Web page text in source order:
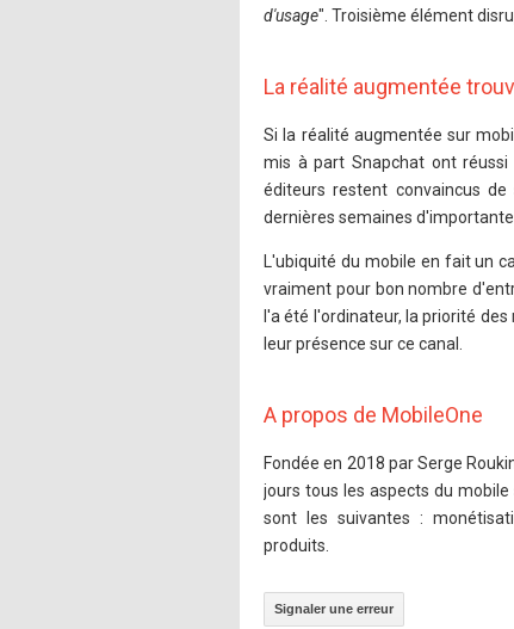
d'usage". Troisième élément
La réalité augmentée
Si la réalité augmentée sur
mis à part Snapchat ont
éditeurs restent convaincus
dernières semaines
L'ubiquité du mobile en fait un
vraiment pour bon nombre
l'a été l'ordinateur, la priorité
leur présence sur ce canal.
A propos de MobileOne
Fondée en 2018 par Serge
jours tous les aspects du
sont les suivantes :
produits.
Signaler une erreur